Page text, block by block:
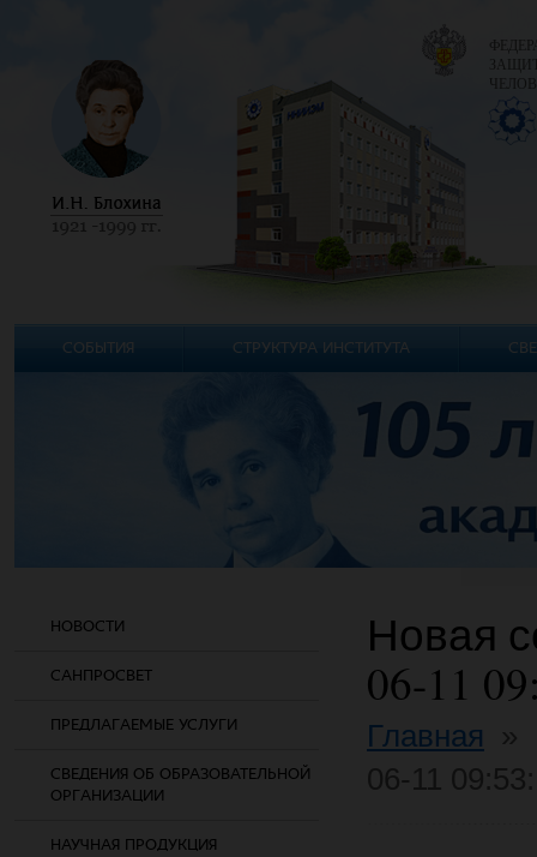
НОВОСТИ
САНПРОСВЕТ
ПРЕДЛАГАЕМЫЕ УСЛУГИ
СВЕДЕНИЯ ОБ ОБРАЗОВАТЕЛЬНОЙ
ОРГАНИЗАЦИИ
НАУЧНАЯ ПРОДУКЦИЯ
Новая
06-11
Главная
СОБЫТИЯ СТРУКТУРА ИНСТИТУТА